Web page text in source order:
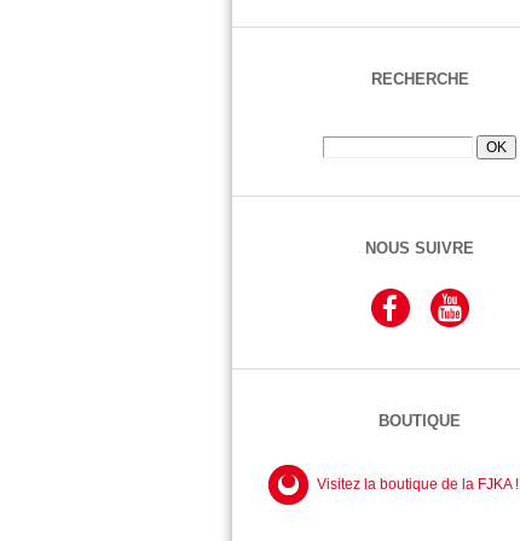
RECHERCHE
NOUS SUIVRE
BOUTIQUE
Visitez la boutique de la FJKA !